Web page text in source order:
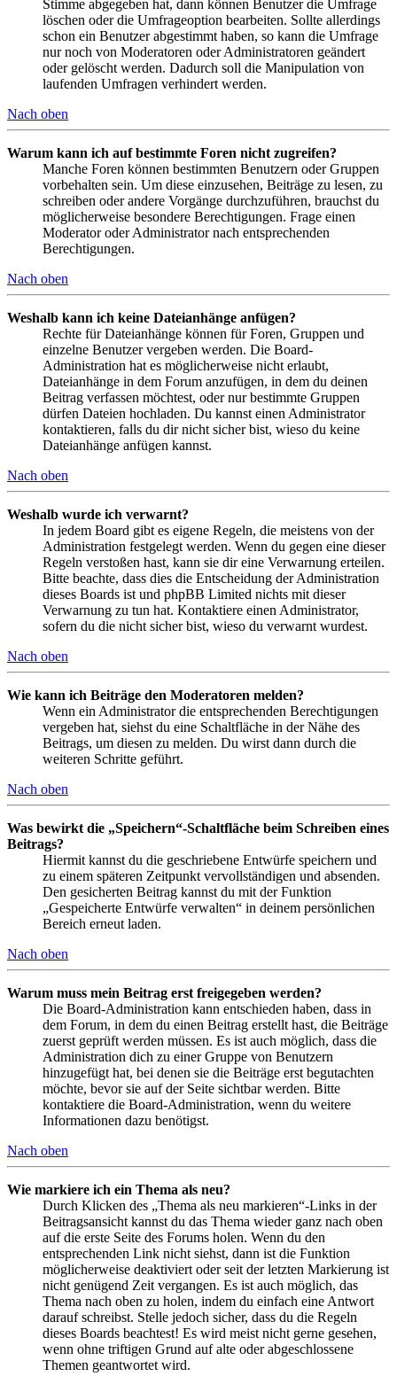
Stimme abgegeben hat, dann können Benutzer die Umfrage
löschen oder die Umfrageoption bearbeiten. Sollte allerdings
schon ein Benutzer abgestimmt haben, so kann die Umfrage
nur noch von Moderatoren oder Administratoren geändert
oder gelöscht werden. Dadurch soll die Manipulation von
laufenden Umfragen verhindert werden.
Nach oben
Warum kann ich auf bestimmte Foren nicht zugreifen?
Manche Foren können bestimmten Benutzern oder Gruppen
vorbehalten sein. Um diese einzusehen, Beiträge zu lesen, zu
schreiben oder andere Vorgänge durchzuführen, brauchst du
möglicherweise besondere Berechtigungen. Frage einen
Moderator oder Administrator nach entsprechenden
Berechtigungen.
Nach oben
Weshalb kann ich keine Dateianhänge anfügen?
Rechte für Dateianhänge können für Foren, Gruppen und
einzelne Benutzer vergeben werden. Die Board-
Administration hat es möglicherweise nicht erlaubt,
Dateianhänge in dem Forum anzufügen, in dem du deinen
Beitrag verfassen möchtest, oder nur bestimmte Gruppen
dürfen Dateien hochladen. Du kannst einen Administrator
kontaktieren, falls du dir nicht sicher bist, wieso du keine
Dateianhänge anfügen kannst.
Nach oben
Weshalb wurde ich verwarnt?
In jedem Board gibt es eigene Regeln, die meistens von der
Administration festgelegt werden. Wenn du gegen eine dieser
Regeln verstoßen hast, kann sie dir eine Verwarnung erteilen.
Bitte beachte, dass dies die Entscheidung der Administration
dieses Boards ist und phpBB Limited nichts mit dieser
Verwarnung zu tun hat. Kontaktiere einen Administrator,
sofern du die nicht sicher bist, wieso du verwarnt wurdest.
Nach oben
Wie kann ich Beiträge den Moderatoren melden?
Wenn ein Administrator die entsprechenden Berechtigungen
vergeben hat, siehst du eine Schaltfläche in der Nähe des
Beitrags, um diesen zu melden. Du wirst dann durch die
weiteren Schritte geführt.
Nach oben
Was bewirkt die „Speichern“-Schaltfläche beim Schreiben eines
Beitrags?
Hiermit kannst du die geschriebene Entwürfe speichern und
zu einem späteren Zeitpunkt vervollständigen und absenden.
Den gesicherten Beitrag kannst du mit der Funktion
„Gespeicherte Entwürfe verwalten“ in deinem persönlichen
Bereich erneut laden.
Nach oben
Warum muss mein Beitrag erst freigegeben werden?
Die Board-Administration kann entschieden haben, dass in
dem Forum, in dem du einen Beitrag erstellt hast, die Beiträge
zuerst geprüft werden müssen. Es ist auch möglich, dass die
Administration dich zu einer Gruppe von Benutzern
hinzugefügt hat, bei denen sie die Beiträge erst begutachten
möchte, bevor sie auf der Seite sichtbar werden. Bitte
kontaktiere die Board-Administration, wenn du weitere
Informationen dazu benötigst.
Nach oben
Wie markiere ich ein Thema als neu?
Durch Klicken des „Thema als neu markieren“-Links in der
Beitragsansicht kannst du das Thema wieder ganz nach oben
auf die erste Seite des Forums holen. Wenn du den
entsprechenden Link nicht siehst, dann ist die Funktion
möglicherweise deaktiviert oder seit der letzten Markierung ist
nicht genügend Zeit vergangen. Es ist auch möglich, das
Thema nach oben zu holen, indem du einfach eine Antwort
darauf schreibst. Stelle jedoch sicher, dass du die Regeln
dieses Boards beachtest! Es wird meist nicht gerne gesehen,
wenn ohne triftigen Grund auf alte oder abgeschlossene
Themen geantwortet wird.